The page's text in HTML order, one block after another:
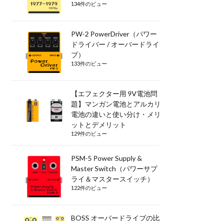
134件のビュー
PW-2 PowerDriver（パワー
ドライバー / オーバードライ
ブ）
133件のビュー
【エフェクター用 9V電池問
題】マンガン電池とアルカリ
電池の違いと使い分け・メリ
ットとデメリット
129件のビュー
PSM-5 Power Supply &
Master Switch（パワーサプ
ライ＆マスタースイッチ）
122件のビュー
BOSS オーバードライブの比